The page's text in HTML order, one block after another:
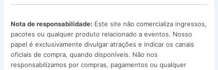
Nota de responsabilidade: Este site não comercializa ingressos,
pacotes ou qualquer produto relacionado a eventos. Nosso
papel é exclusivamente divulgar atrações e indicar os canais
oficiais de compra, quando disponíveis. Não nos
responsabilizamos por compras, pagamentos ou qualquer